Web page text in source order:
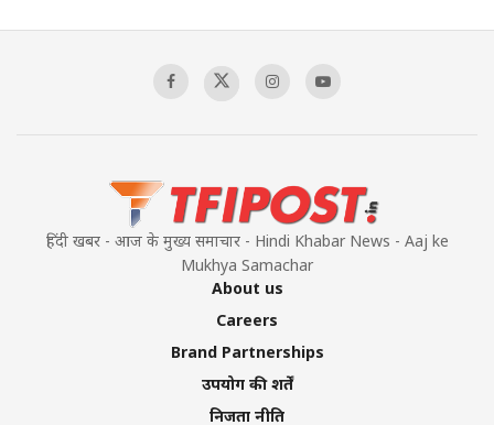
हिंदी खबर - आज के मुख्य समाचार - Hindi Khabar News - Aaj ke
Mukhya Samachar
About us
Careers
Brand Partnerships
उपयोग की शर्तें
निजता नीति